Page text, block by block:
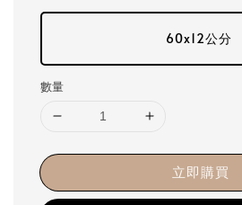
60x12公分
數量
立即購買